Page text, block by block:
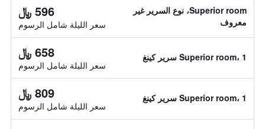
Superior room، نوع السرير غير
معروف
596 ﷼
سعر الليلة شامل الرسوم
Superior room، 1 سرير كينغ 658 ﷼
سعر الليلة شامل الرسوم
Superior room، 1 سرير كينغ 809 ﷼
سعر الليلة شامل الرسوم